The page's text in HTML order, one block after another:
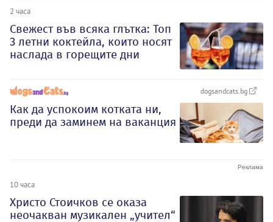
2 часа
Свежест във всяка глътка: Топ
3 летни коктейла, които носят
наслада в горещите дни
dogsandcats.bg
Как да успокоим котката ни,
преди да заминем на ваканция
10 часа
Христо Стоичков се оказа
неочакван музикален „учител“